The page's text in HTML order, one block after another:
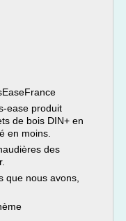
ease produit
de bois DIN+ en
en moins.
des
que nous avons,